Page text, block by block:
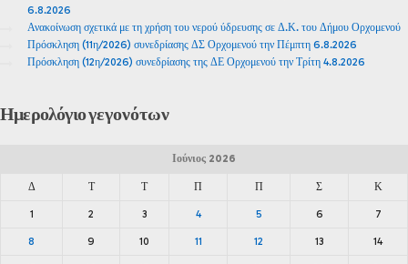
6.8.2026
Ανακοίνωση σχετικά με τη χρήση του νερού ύδρευσης σε Δ.Κ. του Δήμου Ορχομενού
Πρόσκληση (11η/2026) συνεδρίασης ΔΣ Ορχομενού την Πέμπτη 6.8.2026
Πρόσκληση (12η/2026) συνεδρίασης της ΔΕ Ορχομενού την Τρίτη 4.8.2026
Ημερολόγιογεγονότων
Ιούνιος 2026
Δ Τ Τ Π Π Σ Κ
1 2 3 4 5 6 7
8 9 10 11 12 13 14